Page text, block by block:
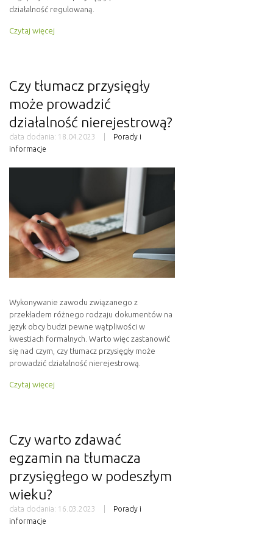
działalność regulowaną.
Czytaj więcej
Czy tłumacz przysięgły
może prowadzić
działalność nierejestrową?
data dodania: 18.04.2023
Porady i
informacje
Wykonywanie zawodu związanego z
przekładem różnego rodzaju dokumentów na
język obcy budzi pewne wątpliwości w
kwestiach formalnych. Warto więc zastanowić
się nad czym, czy tłumacz przysięgły może
prowadzić działalność nierejestrową.
Czytaj więcej
Czy warto zdawać
egzamin na tłumacza
przysięgłego w podeszłym
wieku?
data dodania: 16.03.2023
Porady i
informacje